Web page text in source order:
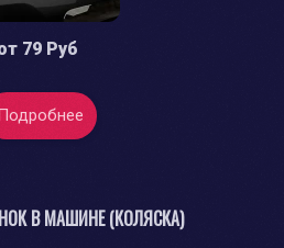
79 Руб
В МАШИНЕ (КОЛЯСКА)